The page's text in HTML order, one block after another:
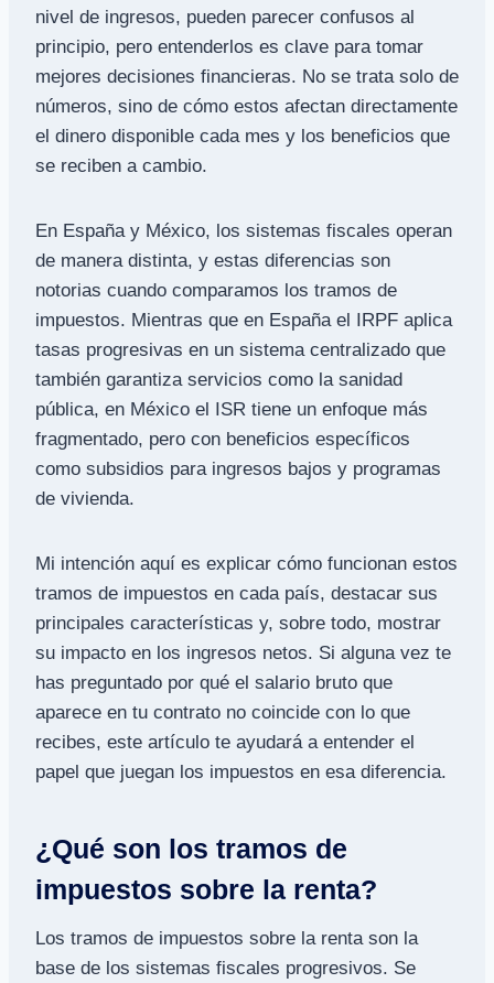
nivel de ingresos, pueden parecer confusos al
principio, pero entenderlos es clave para tomar
mejores decisiones financieras. No se trata solo de
números, sino de cómo estos afectan directamente
el dinero disponible cada mes y los beneficios que
se reciben a cambio.
En España y México, los sistemas fiscales operan
de manera distinta, y estas diferencias son
notorias cuando comparamos los tramos de
impuestos. Mientras que en España el IRPF aplica
tasas progresivas en un sistema centralizado que
también garantiza servicios como la sanidad
pública, en México el ISR tiene un enfoque más
fragmentado, pero con beneficios específicos
como subsidios para ingresos bajos y programas
de vivienda.
Mi intención aquí es explicar cómo funcionan estos
tramos de impuestos en cada país, destacar sus
principales características y, sobre todo, mostrar
su impacto en los ingresos netos. Si alguna vez te
has preguntado por qué el salario bruto que
aparece en tu contrato no coincide con lo que
recibes, este artículo te ayudará a entender el
papel que juegan los impuestos en esa diferencia.
¿Qué son los tramos de
impuestos sobre la renta?
Los tramos de impuestos sobre la renta son la
base de los sistemas fiscales progresivos. Se